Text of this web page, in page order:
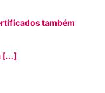
também
[…]